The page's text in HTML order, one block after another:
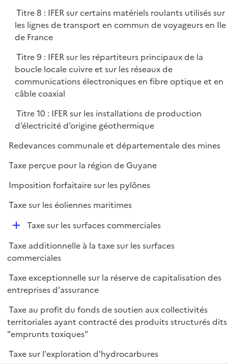
Titre 8 : IFER sur certains matériels roulants utilisés sur
les lignes de transport en commun de voyageurs en Ile
de France
Titre 9 : IFER sur les répartiteurs principaux de la
boucle locale cuivre et sur les réseaux de
communications électroniques en fibre optique et en
câble coaxial
Titre 10 : IFER sur les installations de production
d’électricité d’origine géothermique
Redevances communale et départementale des mines
Taxe perçue pour la région de Guyane
Imposition forfaitaire sur les pylônes
Taxe sur les éoliennes maritimes
D
p
l
i
e
Taxe sur les surfaces commerciales
Taxe additionnelle à la taxe sur les surfaces
commerciales
Taxe exceptionnelle sur la réserve de capitalisation des
entreprises d'assurance
Taxe au profit du fonds de soutien aux collectivités
territoriales ayant contracté des produits structurés dits
"emprunts toxiques"
Taxe sur l'exploration d'hydrocarbures